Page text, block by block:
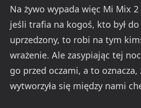
Na żywo wypada więc Mi Mix 2
jeśli trafia na kogoś, kto był
uprzedzony, to robi na tym
wrażenie. Ale zasypiając tej
go przed oczami, a to oznacza,
wytworzyła się między nami